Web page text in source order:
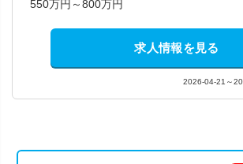
550万円～800万円
求人情報を見る
2026-04-21～